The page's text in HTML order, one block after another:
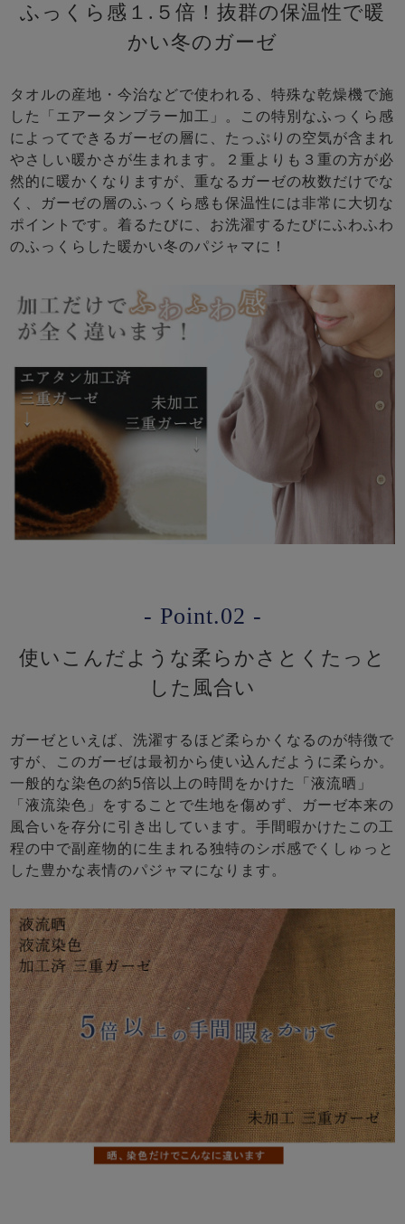
ふっくら感１.５倍！抜群の保温性で暖
かい冬のガーゼ
タオルの産地・今治などで使われる、特殊な乾燥機で施
した「エアータンブラー加工」。この特別なふっくら感
によってできるガーゼの層に、たっぷりの空気が含まれ
やさしい暖かさが生まれます。２重よりも３重の方が必
然的に暖かくなりますが、重なるガーゼの枚数だけでな
く、ガーゼの層のふっくら感も保温性には非常に大切な
ポイントです。着るたびに、お洗濯するたびにふわふわ
のふっくらした暖かい冬のパジャマに！
- Point.02 -
使いこんだような柔らかさとくたっと
した風合い
ガーゼといえば、洗濯するほど柔らかくなるのが特徴で
すが、このガーゼは最初から使い込んだように柔らか。
一般的な染色の約5倍以上の時間をかけた「液流晒」
「液流染色」をすることで生地を傷めず、ガーゼ本来の
風合いを存分に引き出しています。手間暇かけたこの工
程の中で副産物的に生まれる独特のシボ感でくしゅっと
した豊かな表情のパジャマになります。